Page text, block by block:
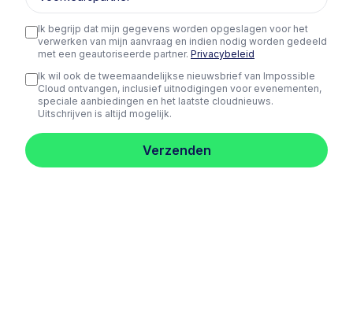
Ik begrijp dat mijn gegevens worden opgeslagen voor het
verwerken van mijn aanvraag en indien nodig worden gedeeld
met een geautoriseerde partner. Privacybeleid
Ik wil ook de tweemaandelijkse nieuwsbrief van Impossible
Cloud ontvangen, inclusief uitnodigingen voor evenementen,
speciale aanbiedingen en het laatste cloudnieuws.
Uitschrijven is altijd mogelijk.
Verzenden